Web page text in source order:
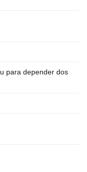
para depender dos